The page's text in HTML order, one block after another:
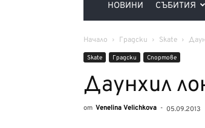
НОВИНИ СЪБИТИЯ
Начало Градски Skate
Skate Градски Спортове
Даунхил
от Venelina Velichkova - 05.09.2013